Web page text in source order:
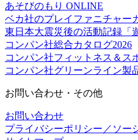
あそびのもり ONLINE
ベカ社のプレイファニチャー
東日本大震災後の活動記録「
コンパン社総合カタログ2026
コンパン社フィットネス＆ス
コンパン社グリーンライン製
お問い合わせ・その他
お問い合わせ
プライバシーポリシー／ソー